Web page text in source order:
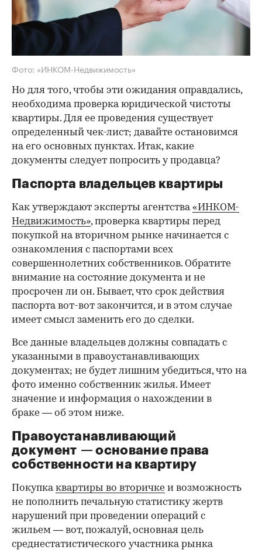
Фото: «ИНКОМ-Недвижимость»
Но для того, чтобы эти ожидания оправдались,
необходима проверка юридической чистоты
квартиры. Для ее проведения существует
определенный чек-лист; давайте остановимся
на его основных пунктах. Итак, какие
документы следует попросить у продавца?
Паспорта владельцев квартиры
Как утверждают эксперты агентства«ИНКОМ-
Недвижимость», проверка квартиры перед
покупкой на вторичном рынке начинается с
ознакомления с паспортами всех
совершеннолетних собственников. Обратите
внимание на состояние документа и не
просрочен ли он. Бывает, что срок действия
паспорта вот-вот закончится, и в этом случае
имеет смысл заменить его до сделки.
00:00 / 00:00
Все данные владельцев должны совпадать с
указанными в правоустанавливающих
документах; не будет лишним убедиться, что на
фото именно собственник жилья. Имеет
значение и информация о нахождении в
браке — об этом ниже.
Правоустанавливающий
документ — основание права
собственности на квартиру
Покупкаквартиры во вторичке и возможность
не пополнить печальную статистику жертв
нарушений при проведении операций с
жильем — вот, пожалуй, основная цель
среднестатистического участника рынка